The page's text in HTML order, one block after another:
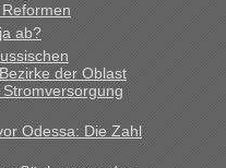
• Re: Seit
Zollbeamten
11 Milliarden
dass das privat ist
So lange das nicht
ab?
der Oblast
Odessa: Die Zahl